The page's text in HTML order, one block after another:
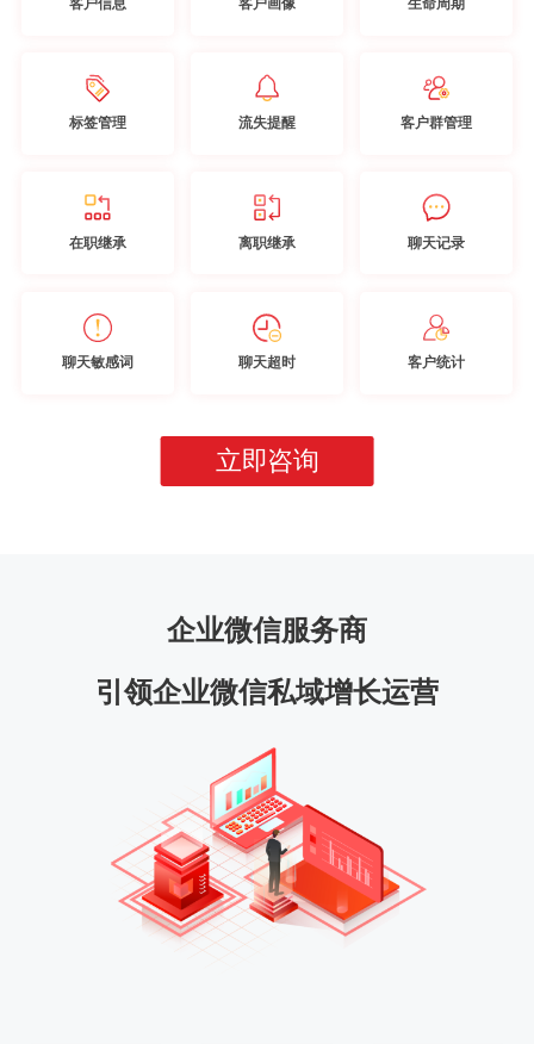
标签管理 流失提醒 客户群管理
在职继承 离职继承 聊天记录
聊天敏感词 聊天超时 客户统计
立即咨询
企业微信服务商
引领企业微信私域增长运营